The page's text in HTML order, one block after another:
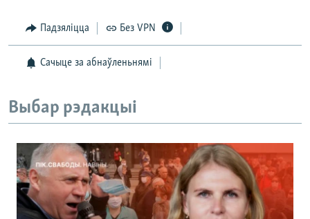
Падзяліцца Без VPN
Сачыце за абнаўленьнямі
Выбар рэдакцыі